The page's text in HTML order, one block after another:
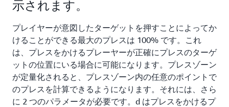
示されます。
プレイヤーが意図したターゲットを押すことによってか
けることができる最大のプレスは 100% です。これ
は、プレスをかけるプレーヤーが正確にプレスのターゲ
ットの位置にいる場合に可能になります。プレスゾーン
が定量化されると、プレスゾーン内の任意のポイントで
のプレスを計算できるようになります。それには、さら
に 2 つのパラメータが必要です。d はプレスをかけるプ